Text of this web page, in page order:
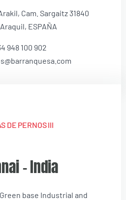
Cam. Sargaitz 31840
ESPAÑA
948 100 902
DE PERNOS III
– India
base Industrial and